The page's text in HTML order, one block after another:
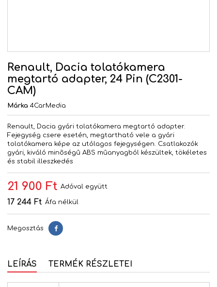
Renault, Dacia tolatókamera
megtartó adapter, 24 Pin (C2301-
CAM)
Márka 4CarMedia
Renault, Dacia gyári tolatókamera megtartó adapter.
Fejegység csere esetén, megtartható vele a gyári
tolatókamera képe az utólagos fejegységen. Csatlakozók
gyári, kiváló minõségû ABS mûanyagból készültek, tökéletes
és stabil illeszkedés
21 900 Ft Adóval együtt
17 244 Ft Áfa nélkül
Megosztás Megosztás
LEÍRÁS TERMÉK RÉSZLETEI